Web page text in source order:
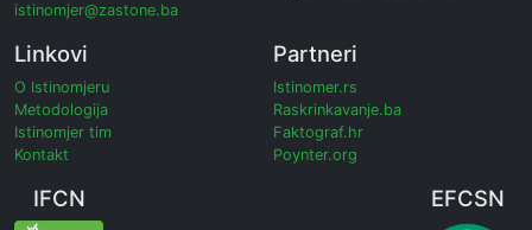
istinomjer@zastone.ba
Linkovi
O Istinomjeru
Metodologija
Istinomjer tim
Kontakt
Partneri
Istinomer.rs
Raskrinkavanje.ba
Faktograf.hr
Poynter.org
IFCN EFCSN